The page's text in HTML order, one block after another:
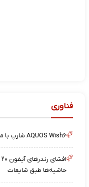
فناوری
AQUOS Wish۶ شارپ با محافظت در برابر کلاهبرداری معرفی شد
حاشیه‌ها طبق شایعات